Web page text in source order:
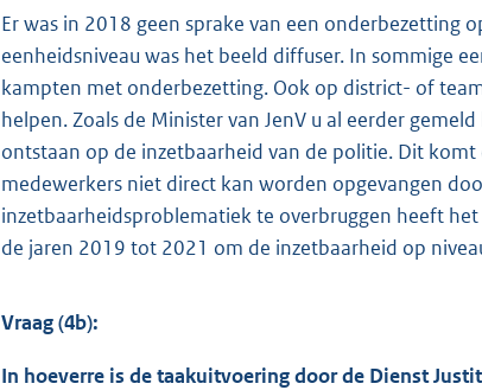
Er was in 2018 geen sprake van een onderbezetting
eenheidsniveau was het beeld diffuser. In sommige
kampten met onderbezetting. Ook op district- of
helpen. Zoals de Minister van JenV u al eerder
ontstaan op de inzetbaarheid van de politie. Dit
medewerkers niet direct kan worden opgevangen
inzetbaarheidsproblematiek te overbruggen heeft
de jaren 2019 tot 2021 om de inzetbaarheid op
Vraag (4b):
In hoeverre is de taakuitvoering door de Dienst